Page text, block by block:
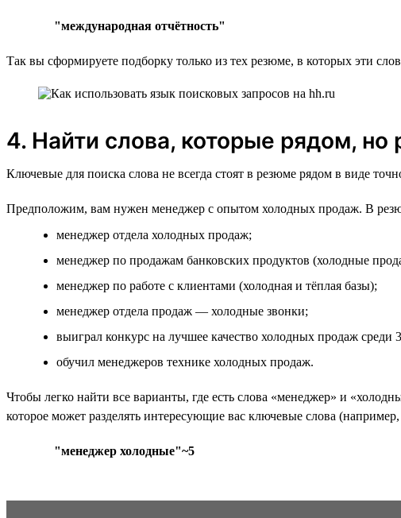
"международная отчётность"
Так вы сформируете подборку только из тех резюме, в которых эти
4. Найти слова, которые рядом,
Ключевые для поиска слова не всегда стоят в резюме рядом в виде
Предположим, вам нужен менеджер с опытом холодных продаж. В
менеджер отдела холодных продаж;
менеджер по продажам банковских продуктов (холодные
менеджер по работе с клиентами (холодная и тёплая базы);
менеджер отдела продаж — холодные звонки;
выиграл конкурс на лучшее качество холодных продаж среди
обучил менеджеров технике холодных продаж.
Чтобы легко найти все варианты, где есть слова «менеджер» и
которое может разделять интересующие вас ключевые слова
"менеджер холодные"~5